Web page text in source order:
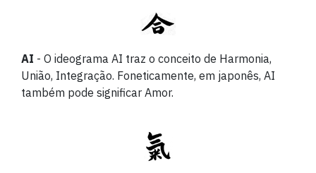
AI - O ideograma AI traz o conceito de Harmonia,
União, Integração. Foneticamente, em japonês, AI
também pode significar Amor.